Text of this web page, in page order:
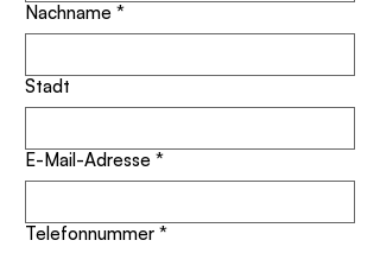
Nachname *
Stadt
E-Mail-Adresse *
Telefonnummer *